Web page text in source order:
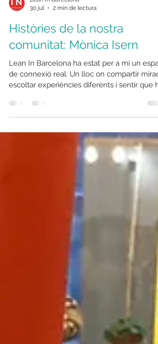
30 jul
2 min de lectura
Històries de la nostra
comunitat: Mònica Isern
Lean In Barcelona ha estat per a mi un espai
escoltar experiències diferents i sentir que hi
ha una comunitat de dones amb qui dialogar
La meva entrada a Lean In té nom propi: el
l'Eva Blanco. He de dir que realment va ser
una doble descoberta: la d'ella -ens
coneixíem de feia temps, quan totes dues
de la comunitat. La meva primera